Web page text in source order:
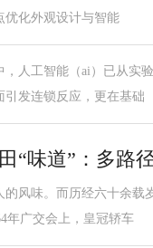
优化外观设计与智能
，人工智能（ai）已从实
引发连锁反应，更在基础
“味道”：多路
的风味。而历经六十余
年广交会上，皇冠轿车